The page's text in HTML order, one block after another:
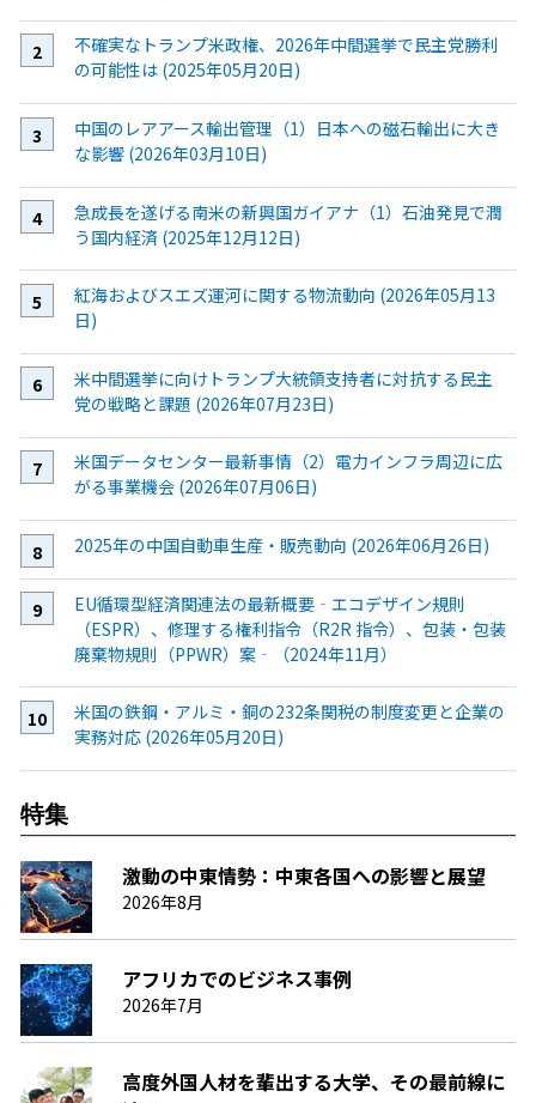
不確実なトランプ米政権、2026年中間選挙で民主党勝利
の可能性は (2025年05月20日)
中国のレアアース輸出管理（1）日本への磁石輸出に大き
な影響 (2026年03月10日)
急成長を遂げる南米の新興国ガイアナ（1）石油発見で潤
う国内経済 (2025年12月12日)
紅海およびスエズ運河に関する物流動向 (2026年05月13
日)
米中間選挙に向けトランプ大統領支持者に対抗する民主
党の戦略と課題 (2026年07月23日)
米国データセンター最新事情（2）電力インフラ周辺に広
がる事業機会 (2026年07月06日)
2025年の中国自動車生産・販売動向 (2026年06月26日)
EU循環型経済関連法の最新概要‐エコデザイン規則
（ESPR）、修理する権利指令（R2R 指令）、包装・包装
廃棄物規則（PPWR）案‐（2024年11月）
米国の鉄鋼・アルミ・銅の232条関税の制度変更と企業の
実務対応 (2026年05月20日)
特集
激動の中東情勢：中東各国への影響と展望
2026年8月
アフリカでのビジネス事例
2026年7月
高度外国人材を輩出する大学、その最前線に